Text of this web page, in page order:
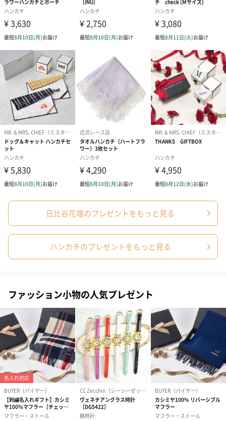
シーズンブーケ（ひま
ブーケ（ホワイトグリ
ブーケ（ピン
ドライフラワー・プリザーブドフラワー
自然のお花で作ったドライフラワー・プリザーブドフラワーを同
梱します。
一部花材が写真と異なる場合がございます。予めご了承くださ
い。パッケージに入れてお届けします。
ブーケ（ピンク）
ブーケ（ブルー）
（2,580円）
ク）（1,500
ぬいぐるみ
愛らしいぬいぐるみを同梱してお届けします。
誕生日・記念日・出産祝いなどのシーンにおすすめです。
フラワーテディベア
テディベア（バニラ）
テディベア（
日比谷花壇のプレゼントをもっと見る
ハンカチのプレゼントをもっと見る
ファッション小物の人気プレゼント